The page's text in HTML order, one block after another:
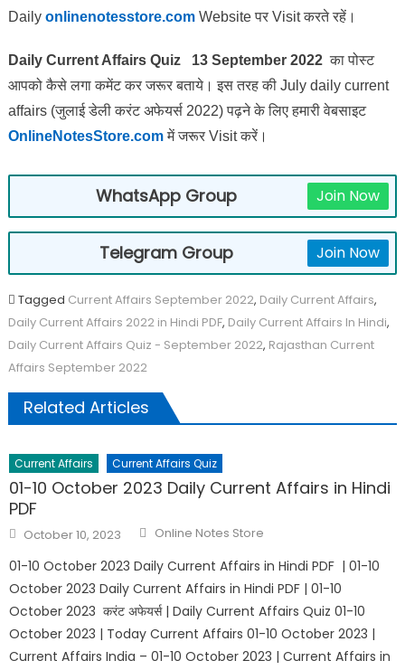
Daily onlinenotesstore.comWebsite पर Visit करते रहें।
Daily Current Affairs Quiz 13 September 2022 का पोस्ट
आपको कैसे लगा कमेंट कर जरूर बताये।इस तरह की July daily current
affairs (जुलाई डेली करंट अफेयर्स 2022) पढ़ने के लिए हमारी वेबसाइट
OnlineNotesStore.comमें जरूर Visit करें।
WhatsApp Group Join Now
Telegram Group Join Now
Tagged Current Affairs September 2022, Daily Current Affairs,
Daily Current Affairs 2022 in Hindi PDF, Daily Current Affairs In Hindi,
Daily Current Affairs Quiz - September 2022, Rajasthan Current
Affairs September 2022
Related Articles
Current Affairs Current Affairs Quiz
01-10 October 2023 Daily Current Affairs in Hindi
PDF
October 10, 2023 Online Notes Store
01-10 October 2023 Daily Current Affairs in Hindi PDF | 01-10
October 2023 Daily Current Affairs in Hindi PDF | 01-10
October 2023 करंट अफेयर्स | Daily Current Affairs Quiz 01-10
October 2023 | Today Current Affairs 01-10 October 2023 |
Current Affairs India – 01-10 October 2023 | Current Affairs in